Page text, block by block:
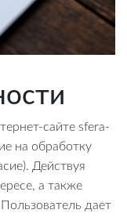
сайте sfera-
на обработку
Действуя
а также
дает